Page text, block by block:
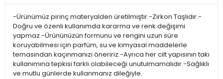
-Ürünümüz pirinç materyalden üretilmiştir.-Zirkon Taşlıdır.-
Doğru ve özenli kullanımda kararma ve renk değişimi
yapmaz.-Ürününüzün formunu ve rengini uzun süre
koruyabilmesi için parfüm, su ve kimyasal maddelerle
temasından kaçınmanızı öneririz.-Ayrıca her cilt yapısının takı
kullanımına tepkisi farklı olabileceği unutulmamalıdır.-Sağlıklı
ve mutlu günlerde kullanmanız dileğiyle.